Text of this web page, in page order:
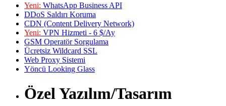
Yeni: WhatsApp Business API
DDoS Saldırı Koruma
CDN (Content Delivery Network)
Yeni: VPN Hizmeti - 6 $/Ay
GSM Operatör Sorgulama
Ücretsiz Wildcard SSL
Web Proxy Sistemi
Yöncü Looking Glass
Özel Yazılım/Tasarım